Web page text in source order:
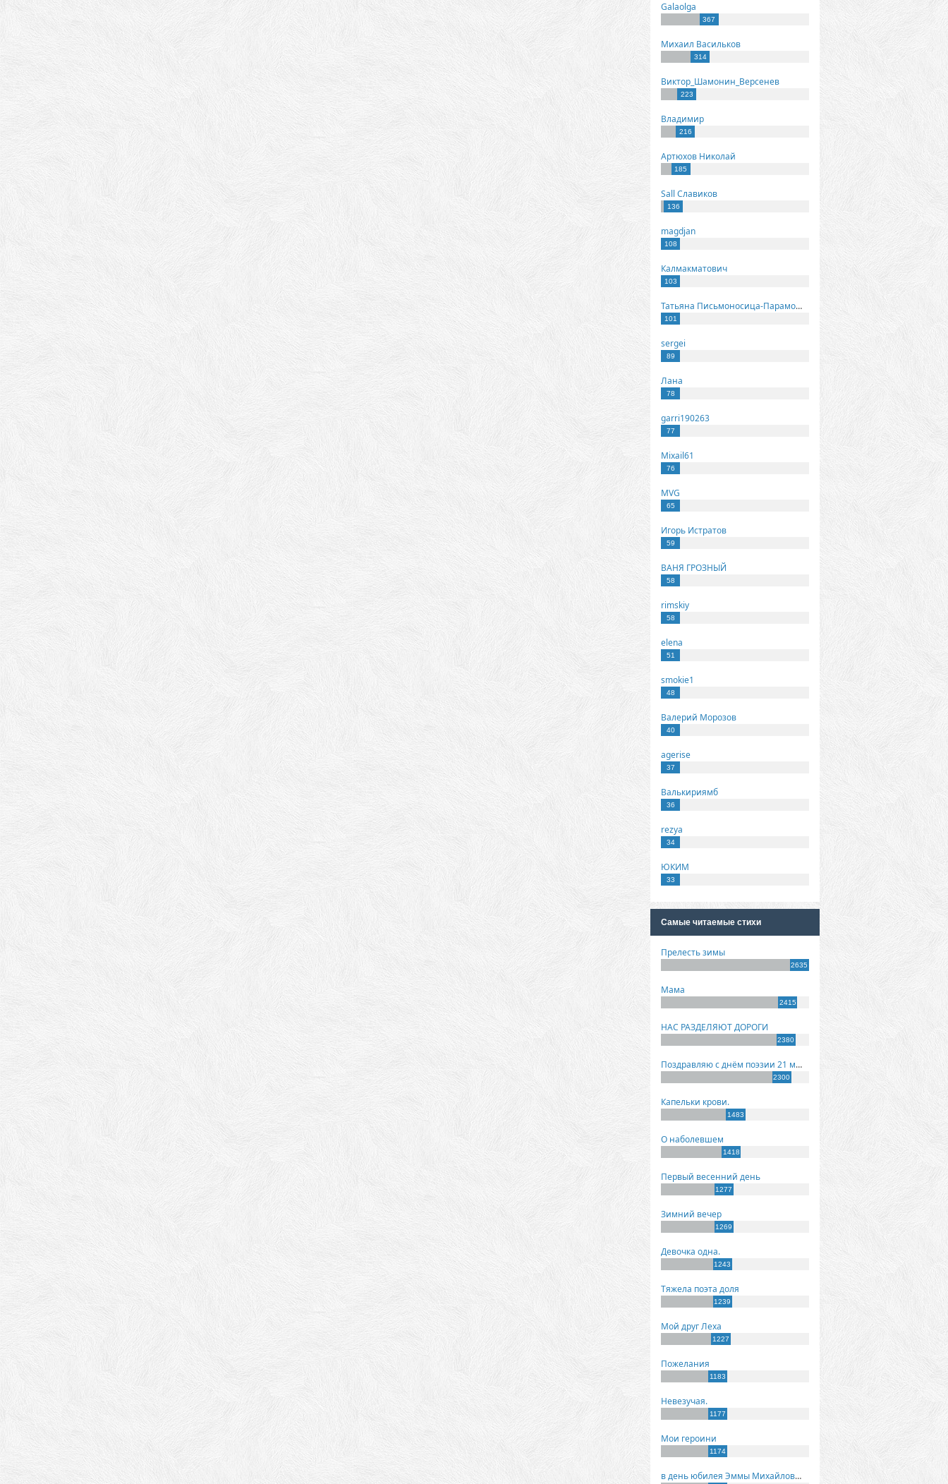
Galaolga
367
Михаил Васильков
314
Виктор_Шамонин_Версенев
223
Владимир
216
Артюхов Николай
185
Sall Славиков
136
magdjan
108
Калмакматович
103
Татьяна Письмоносица-Парамонова
101
sergei
89
Лана
78
garri190263
77
Mixail61
76
MVG
65
Игорь Истратов
59
ВАНЯ ГРОЗНЫЙ
58
rimskiy
58
elena
51
smokie1
48
Валерий Морозов
40
agerise
37
Валькириямб
36
rezya
34
ЮКИМ
33
Самые читаемые стихи
Прелесть зимы
2635
Мама
2415
НАС РАЗДЕЛЯЮТ ДОРОГИ
2380
Поздравляю с днём поэзии 21 марта!
2300
Капельки крови.
1483
О наболевшем
1418
Первый весенний день
1277
Зимний вечер
1269
Девочка одна.
1243
Тяжела поэта доля
1239
Мой друг Леха
1227
Пожелания
1183
Невезучая.
1177
Мои героини
1174
в день юбилея Эммы Михайловны Киселевой